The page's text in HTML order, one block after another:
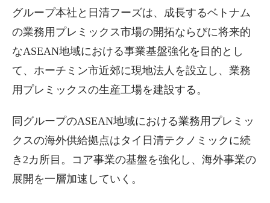
グループ本社と日清フーズは、成長するベトナム
の業務用プレミックス市場の開拓ならびに将来的
なASEAN地域における事業基盤強化を目的とし
て、ホーチミン市近郊に現地法人を設立し、業務
用プレミックスの生産工場を建設する。
同グループのASEAN地域における業務用プレミッ
クスの海外供給拠点はタイ日清テクノミックに続
き2カ所目。コア事業の基盤を強化し、海外事業の
展開を一層加速していく。